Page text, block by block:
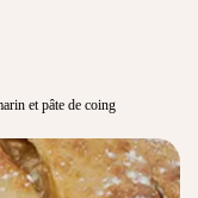
et pâte de coing